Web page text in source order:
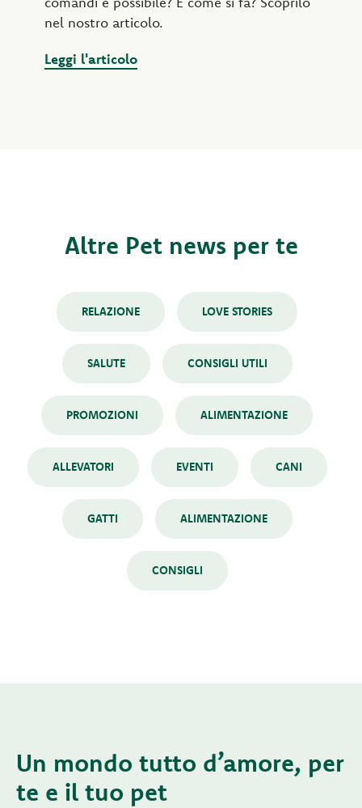
nel nostro articolo.
Leggi l'articolo
Altre Pet news per te
RELAZIONE LOVE STORIES
SALUTE CONSIGLI UTILI
PROMOZIONI ALIMENTAZIONE
ALLEVATORI EVENTI CANI
GATTI ALIMENTAZIONE
CONSIGLI
Un mondo tutto d’amore, per
te e il tuo pet